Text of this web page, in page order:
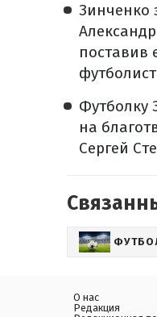
Зинченко
поставив
Футболку
на
Сергей
О нас
Редакция